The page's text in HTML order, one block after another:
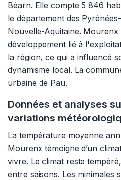
Béarn. Elle compte 5 846
le département des
Nouvelle-Aquitaine.
développement lié à
la région, ce qui a influencé
dynamisme local. La
urbaine de Pau.
Données et analyses
variations
La température moyenne
Mourenx témoigne d’un
vivre. Le climat reste
entre saisons. Les minimales